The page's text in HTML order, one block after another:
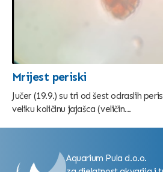
Mrijest periski
Jučer (19.9.) su tri od šest odraslih
veliku količinu jajašca (veličin...
Aquarium Pula d.o.o.